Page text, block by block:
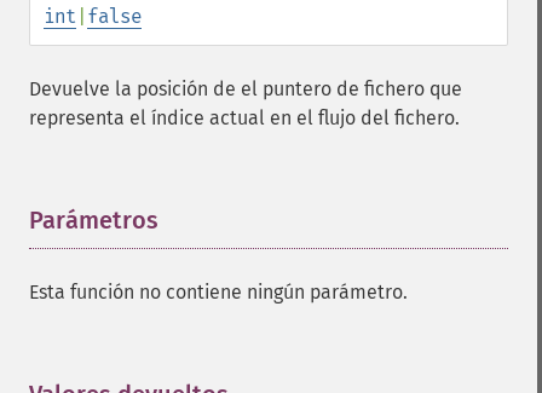
int false
Devuelve la posición de el puntero de fichero que
representa el índice actual en el flujo del fichero.
Parámetros
Esta función no contiene ningún parámetro.